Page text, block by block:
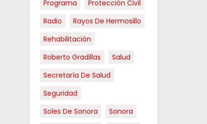
Programa
Protección Civil
Radio
Rayos De Hermosillo
Rehabilitación
Roberto Gradillas
Salud
Secretaría De Salud
Seguridad
Soles De Sonora
Sonora